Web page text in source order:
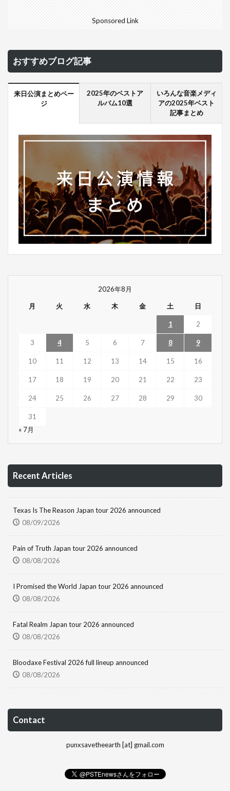
Sponsored Link
おすすめブログ記事
来日公演まとめペー
ジ
2025年のベストア
ルバム10選
いろんな音楽メディ
アの2025年ベスト
記事まとめ
2026年8月
月 火 水 木 金 土 日
1 2
3 4 5 6 7 8 9
10 11 12 13 14 15 16
17 18 19 20 21 22 23
24 25 26 27 28 29 30
31
« 7月
Recent Articles
Texas Is The Reason Japan tour 2026 announced
08/09/2026
Pain of Truth Japan tour 2026 announced
08/08/2026
I Promised the World Japan tour 2026 announced
08/08/2026
Fatal Realm Japan tour 2026 announced
08/08/2026
Bloodaxe Festival 2026 full lineup announced
08/08/2026
Contact
punxsavetheearth [at] gmail.com